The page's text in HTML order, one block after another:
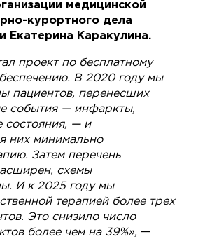
медицинской
курортного дела
Екатерина Каракулина.
проект по бесплатному
В 2020 году мы
пациентов, перенесших
события — инфаркты,
состояния, — и
них минимально
Затем перечень
схемы
И к 2025 году мы
терапией более трех
Это снизило число
более чем на 39%», —